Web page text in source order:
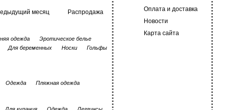
месяц
Распродажа
одежда
Эротическое белье
Для беременных Носки
Гольфы
Одежда Пляжная одежда
Оплата и доставка
Новости
Карта сайта